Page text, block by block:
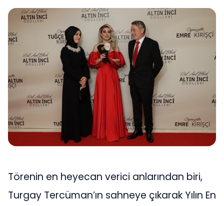
Törenin en heyecan verici anlarından biri,
Turgay Tercüman’ın sahneye çıkarak Yılın En